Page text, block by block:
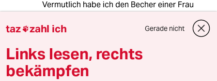
Vermutlich habe ich den Becher einer Frau
erwischt oder irgendjemand hat nur aus Spaß
wahllos was in die Becher geworfen.
Daher NIE ein Getränk ohne Aufsicht hinstellen
und NIE von jemandes etwas annehmen, was
ihr nicht selber habt über den Tresen gehen
sehen.
taz zahl ich Gerade nicht
Links lesen, rechts
bekämpfen